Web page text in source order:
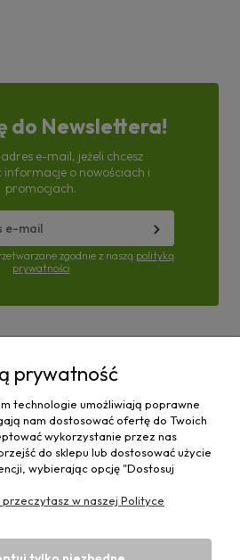
do Newslettera!
e-mail, jeżeli chcesz
o nowościach i
promocjach.
zgodnie z naszą polityką
prywatności
prywatność
technologie umożliwiają poprawne
nam dostosować ofertę do Twoich
wykorzystanie przez nas
do sklepu lub dostosować użycie
wybierając opcję "Dostosuj
w naszej Polityce